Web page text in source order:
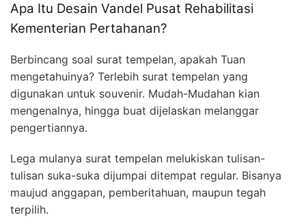
Apa Itu Desain Vandel Pusat Rehabilitasi
Kementerian Pertahanan?
Berbincang soal surat tempelan, apakah Tuan
mengetahuinya? Terlebih surat tempelan yang
digunakan untuk souvenir. Mudah-Mudahan kian
mengenalnya, hingga buat dijelaskan melanggar
pengertiannya.
Lega mulanya surat tempelan melukiskan tulisan-
tulisan suka-suka dijumpai ditempat regular. Bisanya
maujud anggapan, pemberitahuan, maupun tegah
terpilih.